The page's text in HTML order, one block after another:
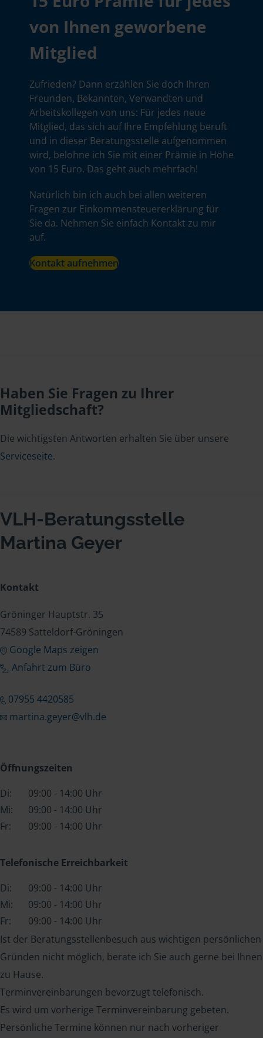
von Ihnen geworbene
Mitglied
Zufrieden? Dann erzählen Sie doch Ihren
Freunden, Bekannten, Verwandten und
Arbeitskollegen von uns: Für jedes neue
Mitglied, das sich auf Ihre Empfehlung beruft
und in dieser Beratungsstelle aufgenommen
wird, belohne ich Sie mit einer Prämie in Höhe
von 15 Euro. Das geht auch mehrfach!
Natürlich bin ich auch bei allen weiteren
Fragen zur Einkommensteuererklärung für
Sie da. Nehmen Sie einfach Kontakt zu mir
auf.
Kontakt aufnehmen
Haben Sie Fragen zu Ihrer
Mitgliedschaft?
Die wichtigsten Antworten erhalten Sie über unsere
Serviceseite.
VLH-Beratungsstelle
Martina Geyer
Kontakt
Gröninger Hauptstr. 35
74589 Satteldorf-Gröningen
Google Maps zeigen
Anfahrt zum Büro
07955 4420585
martina.geyer@vlh.de
Öffnungszeiten
Di:
09:00 - 14:00 Uhr
Mi:
09:00 - 14:00 Uhr
Fr:
09:00 - 14:00 Uhr
Telefonische Erreichbarkeit
Di:
09:00 - 14:00 Uhr
Mi:
09:00 - 14:00 Uhr
Fr:
09:00 - 14:00 Uhr
Ist der Beratungsstellenbesuch aus wichtigen persönlichen
Gründen nicht möglich, berate ich Sie auch gerne bei Ihnen
zu Hause.
Terminvereinbarungen bevorzugt telefonisch.
Es wird um vorherige Terminvereinbarung gebeten.
Persönliche Termine können nur nach vorheriger